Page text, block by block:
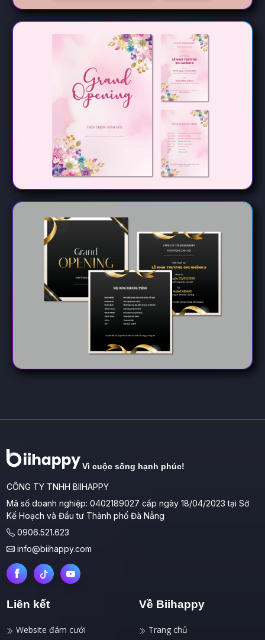
Vì cuộc sống hạnh phúc!
CÔNG TY TNHH BIIHAPPY
Mã số doanh nghiệp: 0402189027 cấp ngày 18/04/2023 tại Sở
Kế Hoạch và Đầu tư Thành phố Đà Nẵng
0906.521.623
info@biihappy.com
Liên kết
Website đám cưới
Về Biihappy
Trang chủ